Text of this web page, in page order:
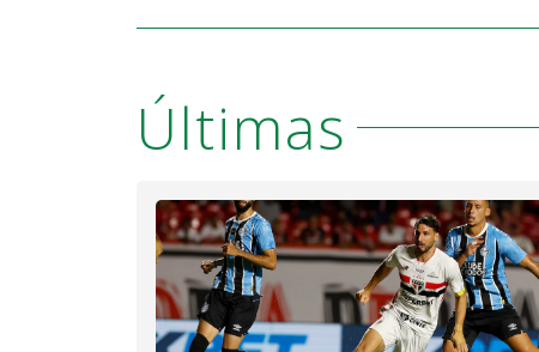
Últimas